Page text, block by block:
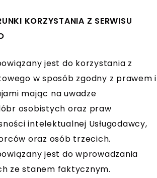
KORZYSTANIA Z SERWISU
jest do korzystania z
w sposób zgodny z prawem i
mając na uwadze
osobistych oraz praw
intelektualnej Usługodawcy,
oraz osób trzecich.
jest do wprowadzania
ze stanem faktycznym.